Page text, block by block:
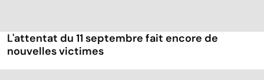
L'attentat du 11 septembre fait encore de
nouvelles victimes